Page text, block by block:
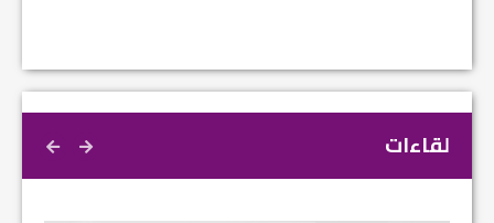
لقاءات